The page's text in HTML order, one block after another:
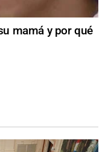
mamá y por qué